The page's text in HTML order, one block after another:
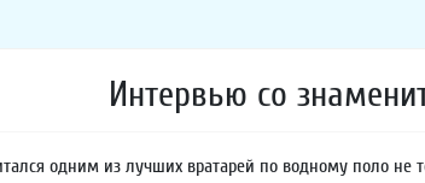
Интервью со
одним из лучших вратарей по водному поло